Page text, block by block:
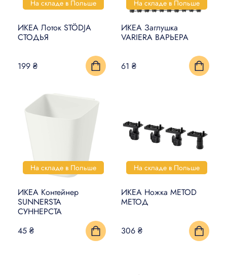
На складе в Польше
ИКЕА Лоток STÖDJA
СТОДЬЯ
199 ₴
На складе в Польше
ИКЕА Заглушка
VARIERA ВАРЬЕРА
61 ₴
На складе в Польше
ИКЕА Контейнер
SUNNERSTA
СУННЕРСТА
45 ₴
На складе в Польше
ИКЕА Ножка METOD
МЕТОД
306 ₴